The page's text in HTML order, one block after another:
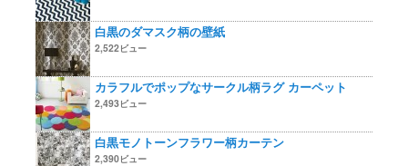
白黒のダマスク柄の壁紙
2,522ビュー
カラフルでポップなサークル柄ラグ カーペット
2,493ビュー
白黒モノトーンフラワー柄カーテン
2,390ビュー